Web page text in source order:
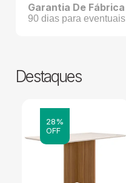
Garantia De Fábrica
90 dias para
Destaques
28%
OFF